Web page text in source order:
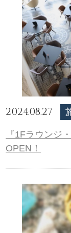
2024.08.27
『1Fラウンジ
OPEN！